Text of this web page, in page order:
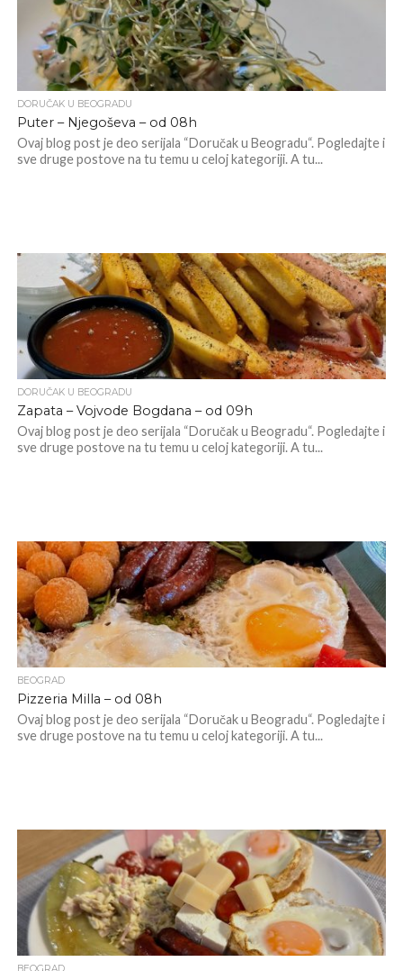
DORUČAK U BEOGRADU
Puter – Njegoševa – od 08h
Ovaj blog post je deo serijala “Doručak u Beogradu“. Pogledajte i
sve druge postove na tu temu u celoj kategoriji. A tu...
DORUČAK U BEOGRADU
Zapata – Vojvode Bogdana – od 09h
Ovaj blog post je deo serijala “Doručak u Beogradu“. Pogledajte i
sve druge postove na tu temu u celoj kategoriji. A tu...
BEOGRAD
Pizzeria Milla – od 08h
Ovaj blog post je deo serijala “Doručak u Beogradu“. Pogledajte i
sve druge postove na tu temu u celoj kategoriji. A tu...